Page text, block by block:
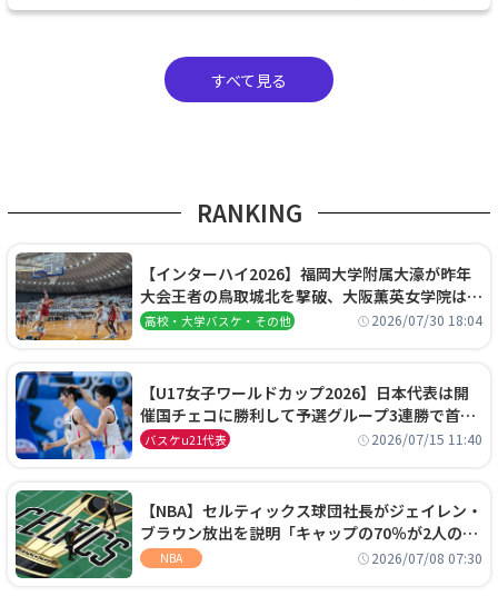
すべて見る
RANKING
【インターハイ2026】福岡大学附属大濠が昨年
大会王者の鳥取城北を撃破、大阪薫英女学院は岐
阜女子に完勝、大会3日目試合結果
高校・大学バスケ・その他 2026/07/30 18:04
【U17女子ワールドカップ2026】日本代表は開
催国チェコに勝利して予選グループ3連勝で首位
通過！準々決勝の相手はエジプトに決定
バスケu21代表 2026/07/15 11:40
【NBA】セルティックス球団社長がジェイレン・
ブラウン放出を説明「キャップの70％が2人の選
手に集中するチームでは勝てない」
NBA 2026/07/08 07:30